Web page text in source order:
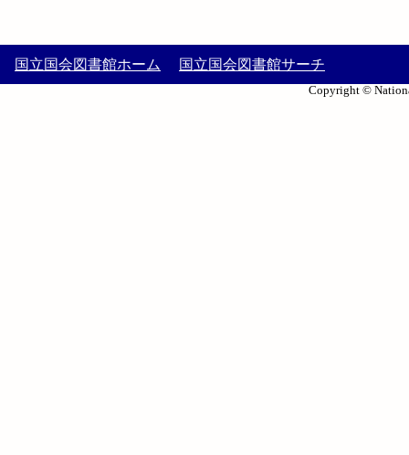
国立国会図書館ホーム 国立国会図書館サーチ
Copyright ©